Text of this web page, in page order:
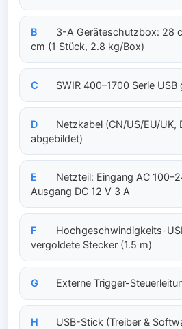
B
3-A Geräteschutzbox: 28
cm (1 Stück, 2.8 kg/Box)
C SWIR 400–1700 Serie
D
Netzkabel (CN/US/EU/UK,
abgebildet)
E
Netzteil: Eingang AC
Ausgang DC 12 V 3 A
F
Hochgeschwindigkeits-
vergoldete Stecker (1.5 m)
G Externe Trigger-
H USB-Stick (Treiber &